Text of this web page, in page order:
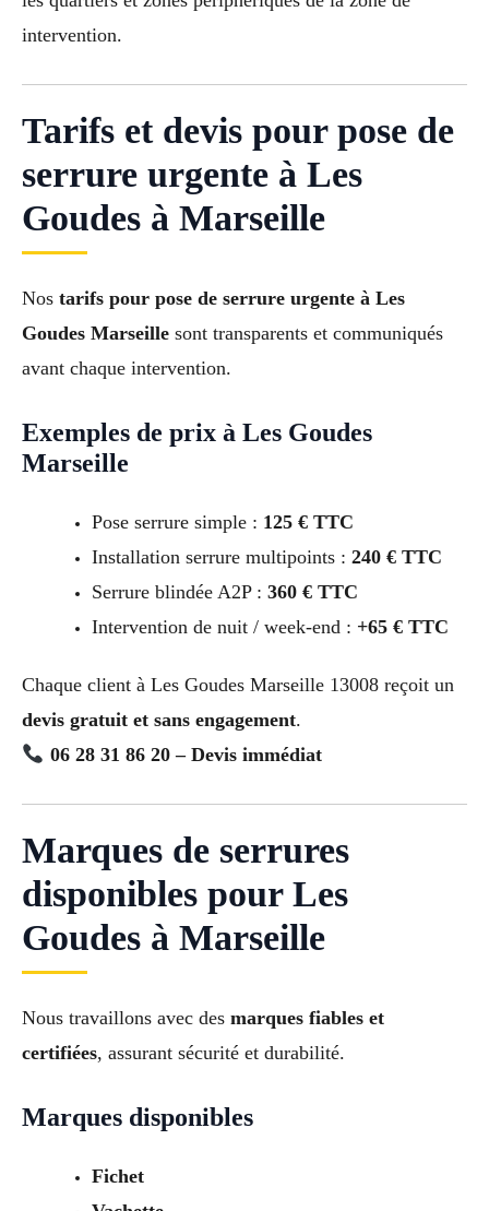
intervention.
Tarifs et devis pour pose de
serrure urgente à Les
Goudes à Marseille
Nos tarifs pour pose de serrure urgente à Les
Goudes Marseille sont transparents et communiqués
avant chaque intervention.
Exemples de prix à Les Goudes
Marseille
Pose serrure simple : 125 € TTC
Installation serrure multipoints : 240 € TTC
Serrure blindée A2P : 360 € TTC
Intervention de nuit / week-end : +65 € TTC
Chaque client à Les Goudes Marseille 13008 reçoit un
devis gratuit et sans engagement.
06 28 31 86 20 – Devis immédiat
Marques de serrures
disponibles pour Les
Goudes à Marseille
Nous travaillons avec des marques fiables et
certifiées, assurant sécurité et durabilité.
Marques disponibles
Fichet